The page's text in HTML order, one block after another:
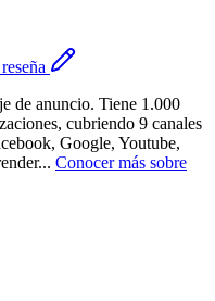
de anuncio. Tiene 1.000
cubriendo 9 canales
Google, Youtube,
... Conocer más sobre